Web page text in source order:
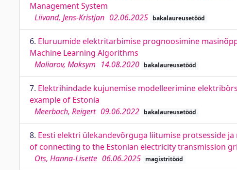
Management System
Liivand, Jens-Kristjan 02.06.2025 bakalaureusetööd
6. Eluruumide elektritarbimise prognoosimine
Machine Learning Algorithms
Maliarov, Maksym 14.08.2020 bakalaureusetööd
7. Elektrihindade kujunemise modelleerimine
example of Estonia
Meerbach, Reigert 09.06.2022 bakalaureusetööd
8. Eesti elektri ülekandevõrguga liitumise protsesside
of connecting to the Estonian electricity transmission
Ots, Hanna-Lisette 06.06.2025 magistritööd